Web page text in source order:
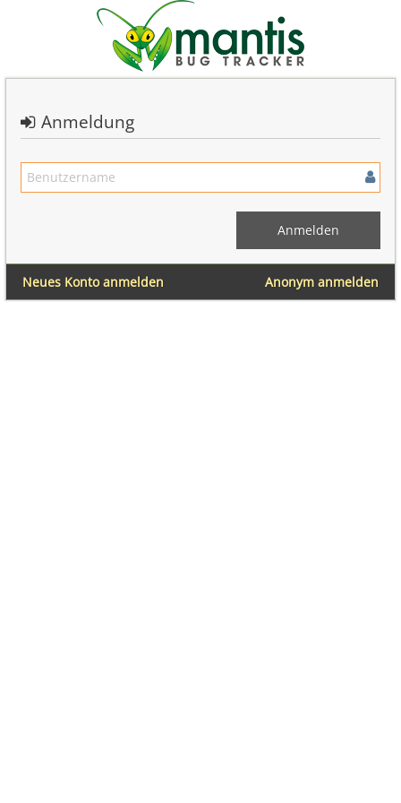
Anmeldung
Anonym anmelden
Neues Konto anmelden